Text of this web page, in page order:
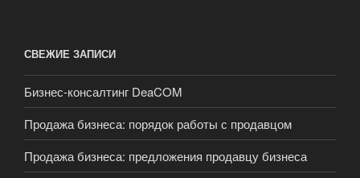
СВЕЖИЕ ЗАПИСИ
Бизнес-консалтинг DeaCOM
Продажа бизнеса: порядок работы с продавцом
Продажа бизнеса: предложения продавцу бизнеса